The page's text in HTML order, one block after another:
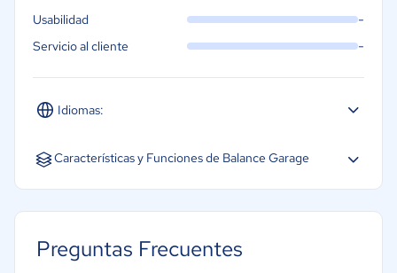
Idiomas:
Español
Usabilidad -
Servicio al cliente -
Características y Funciones de Balance Garage
Facturación
Preguntas Frecuentes